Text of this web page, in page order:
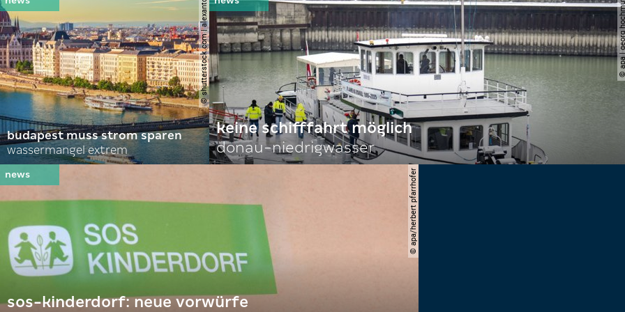
© shutterstock.com | alexanton
budapest muss strom sparen
wassermangel extrem
© apa |
keine schifffahrt möglich
donau-niedrigwasser
© apa/herbert pfarrhofer
sos-kinderdorf: neue vorwürfe